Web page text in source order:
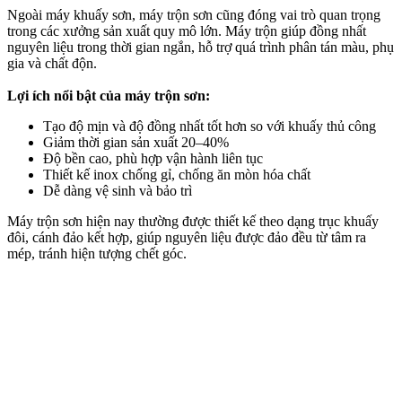
Ngoài máy khuấy sơn, máy trộn sơn cũng đóng vai trò quan trọng
trong các xưởng sản xuất quy mô lớn. Máy trộn giúp đồng nhất
nguyên liệu trong thời gian ngắn, hỗ trợ quá trình phân tán màu, phụ
gia và chất độn.
Lợi ích nổi bật của máy trộn sơn:
Tạo độ mịn và độ đồng nhất tốt hơn so với khuấy thủ công
Giảm thời gian sản xuất 20–40%
Độ bền cao, phù hợp vận hành liên tục
Thiết kế inox chống gỉ, chống ăn mòn hóa chất
Dễ dàng vệ sinh và bảo trì
Máy trộn sơn hiện nay thường được thiết kế theo dạng trục khuấy
đôi, cánh đảo kết hợp, giúp nguyên liệu được đảo đều từ tâm ra
mép, tránh hiện tượng chết góc.